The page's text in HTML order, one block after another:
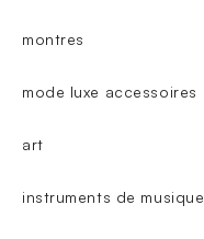
montres
mode luxe accessoires
art
instruments de musique